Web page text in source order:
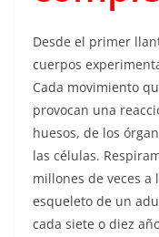
Desde el primer
cuerpos
Cada movimiento
provocan una
huesos, de los
las células.
millones de veces a
esqueleto de un
cada siete o diez